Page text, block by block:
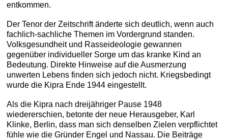
entkommen.
Der Tenor der Zeitschrift änderte sich deutlich, wenn auch
fachlich-sachliche Themen im Vordergrund standen.
Volksgesundheit und Rasseideologie gewannen
gegenüber individueller Sorge um das kranke Kind an
Bedeutung. Direkte Hinweise auf die Ausmerzung
unwerten Lebens finden sich jedoch nicht. Kriegsbedingt
wurde die Kipra Ende 1944 eingestellt.
Als die Kipra nach dreijähriger Pause 1948
wiedererschien, betonte der neue Herausgeber, Karl
Klinke, Berlin, dass man sich denselben Zielen verpflichtet
fühle wie die Gründer Engel und Nassau. Die Beiträge